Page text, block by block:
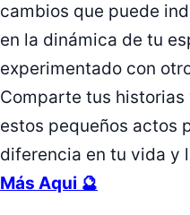
cambios que puede
en la dinámica de tu
experimentado con
Comparte tus
estos pequeños actos
diferencia en tu vida y
Más Aqui 🔮